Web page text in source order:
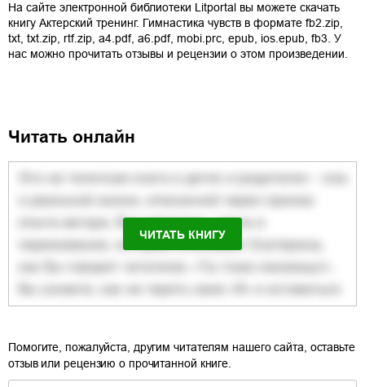
На сайте электронной библиотеки Litportal вы можете скачать
книгу Актерский тренинг. Гимнастика чувств в формате fb2.zip,
txt, txt.zip, rtf.zip, a4.pdf, a6.pdf, mobi.prc, epub, ios.epub, fb3. У
нас можно прочитать отзывы и рецензии о этом произведении.
Читать онлайн
ЧИТАТЬ КНИГУ
Помогите, пожалуйста, другим читателям нашего сайта, оставьте
отзыв или рецензию о прочитанной книге.